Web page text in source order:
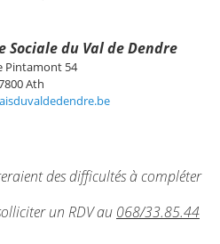
Sociale du Val de Dendre
Pintamont 54
Ath
des difficultés à compléter
un RDV au 068/33.85.44